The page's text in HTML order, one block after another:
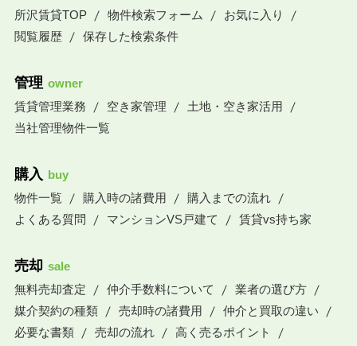
所沢賃貸TOP
物件検索フォーム
お気に入り
閲覧履歴
保存した検索条件
管理 owner
賃貸管理業務
空き家管理
土地・空き家活用
当社管理物件一覧
購入 buy
物件一覧
購入時の諸費用
購入までの流れ
よくある質問
マンションVS戸建て 賃貸vs持ち家
売却 sale
無料売却査定
仲介手数料について
業者の選び方
媒介契約の種類
売却時の諸費用
仲介と買取の違い
必要な書類
売却の流れ
高く売るポイント